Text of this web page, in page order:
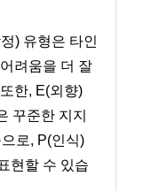
) 유형은 타인
려움을 더 잘
한, E(외향)
꾸준한 지지
로, P(인식)
현할 수 있습